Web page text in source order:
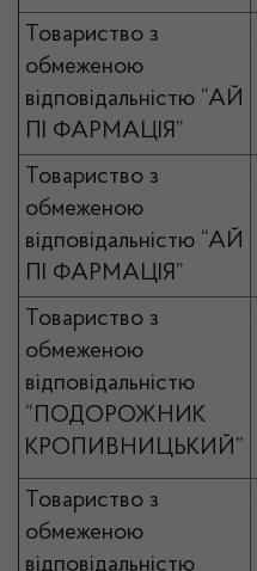
Товариство з
обмеженою
відповідальністю “АЙ
ПІ ФАРМАЦІЯ”
Товариство з
обмеженою
відповідальністю “АЙ
ПІ ФАРМАЦІЯ”
Товариство з
обмеженою
відповідальністю
“ПОДОРОЖНИК
КРОПИВНИЦЬКИЙ”
Товариство з
обмеженою
відповідальністю